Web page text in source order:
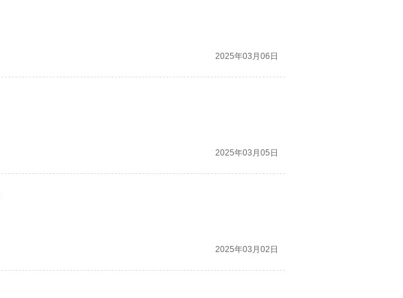
2025年03月06日
2025年03月05日
2025年03月02日